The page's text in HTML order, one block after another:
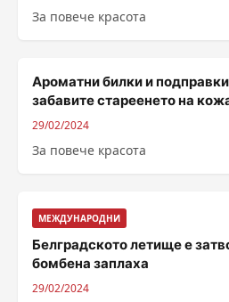
За повече красота
Ароматни билки и
забавите стареенето на
29/02/2024
За повече красота
МЕЖДУНАРОДНИ
Белградското летище е
бомбена заплаха
29/02/2024